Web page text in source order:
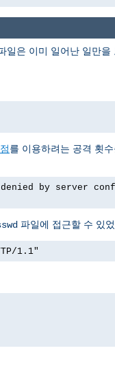
일은 이미 일어난 일만
를 이용하려는 공격 횟
by server
파일에 접근할 수 있
1.1"